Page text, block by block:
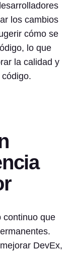
los cambios
cómo se
lo que
la calidad y
continuo que
DevEx,